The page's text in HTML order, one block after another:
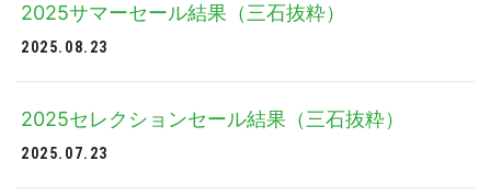
2025サマーセール結果（三石抜粋）
2025.08.23
2025セレクションセール結果（三石抜粋）
2025.07.23